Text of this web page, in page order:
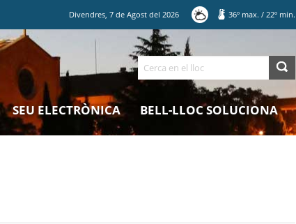
Divendres,7 deAgost del2026 36º max. / 22º min.
Cerca
SEU ELECTRÒNICA BELL-LLOC SOLUCIONA